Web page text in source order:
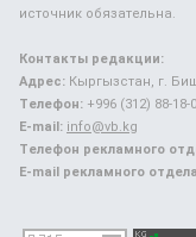
источник обязательна.
Контакты редакции:
Адрес: Кыргызстан, г.
Телефон: +996 (312) 88-18-
E-mail: info@vb.kg
Телефон рекламного
E-mail рекламного